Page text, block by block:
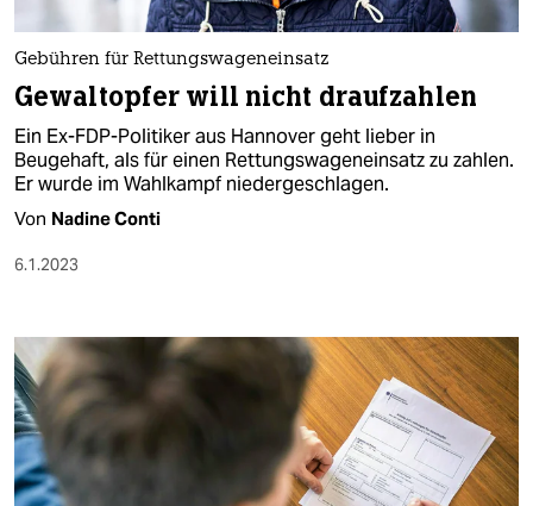
nord
wahrheit
verlag
verlag
veranstaltungen
fragen & hilfe
unterstützen
abo
genossenschaft
Gebühren für Rettungswageneinsatz
Gewaltopfer will nicht draufzahlen
Ein Ex-FDP-Politiker aus Hannover geht lieber in
Beugehaft, als für einen Rettungswageneinsatz zu zahlen.
Er wurde im Wahlkampf niedergeschlagen.
Von Nadine Conti
6.1.2023